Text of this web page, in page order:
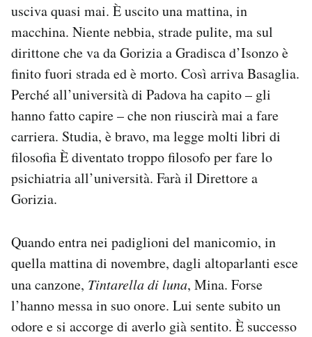
usciva quasi mai. È uscito una mattina, in
macchina. Niente nebbia, strade pulite, ma sul
dirittone che va da Gorizia a Gradisca d’Isonzo è
finito fuori strada ed è morto. Così arriva Basaglia.
Perché all’università di Padova ha capito – gli
hanno fatto capire – che non riuscirà mai a fare
carriera. Studia, è bravo, ma legge molti libri di
filosofia È diventato troppo filosofo per fare lo
psichiatria all’università. Farà il Direttore a
Gorizia.
Quando entra nei padiglioni del manicomio, in
quella mattina di novembre, dagli altoparlanti esce
una canzone, Tintarella di luna, Mina. Forse
l’hanno messa in suo onore. Lui sente subito un
odore e si accorge di averlo già sentito. È successo